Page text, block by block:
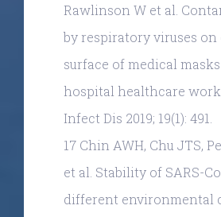
Rawlinson W et al.
by respiratory viruses on
surface of medical
hospital healthcare
Infect Dis 2019; 19(1): 491.
17 Chin AWH, Chu JTS,
et al. Stability of SARS-
different environmental